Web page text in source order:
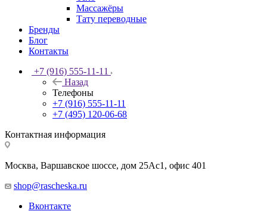
Массажёры
Тату переводные
Бренды
Блог
Контакты
+7 (916) 555-11-11
Назад
Телефоны
+7 (916) 555-11-11
+7 (495) 120-06-68
Контактная информация
Москва, Варшавское шоссе, дом 25Аc1, офис 401
shop@rascheska.ru
Вконтакте